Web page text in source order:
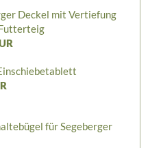
Deckel mit Vertiefung
für Segeberger